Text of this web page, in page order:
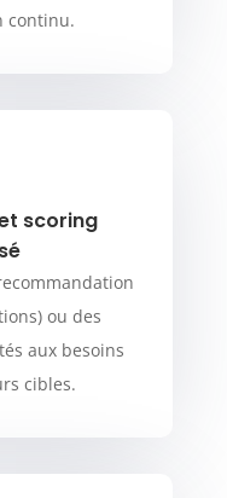
continu.
scoring
ou des
aux besoins
cibles.